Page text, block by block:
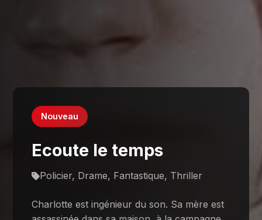
Nouveau
Ecoute le temps
Policier, Drame, Fantastique, Thriller
Charlotte est ingénieur du son. Sa mère est